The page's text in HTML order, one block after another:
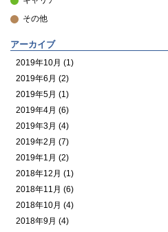
その他
アーカイブ
2019年10月 (1)
2019年6月 (2)
2019年5月 (1)
2019年4月 (6)
2019年3月 (4)
2019年2月 (7)
2019年1月 (2)
2018年12月 (1)
2018年11月 (6)
2018年10月 (4)
2018年9月 (4)